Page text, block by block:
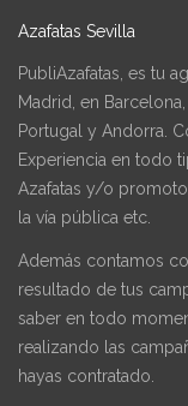
Azafatas Sevilla
PubliAzafatas, es tu
Madrid, en
Portugal y Andorra.
Experiencia en todo
Azafatas y/o
la vía pública etc.
Además contamos
resultado de tus
saber en todo
realizando las
hayas contratado.